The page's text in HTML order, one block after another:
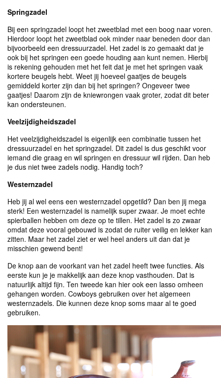
Springzadel
Bij een springzadel loopt het zweetblad met een boog naar voren.
Hierdoor loopt het zweetblad ook minder naar beneden door dan
bijvoorbeeld een dressuurzadel. Het zadel is zo gemaakt dat je
ook bij het springen een goede houding aan kunt nemen. Hierbij
is rekening gehouden met het feit dat je met het springen vaak
kortere beugels hebt. Weet jij hoeveel gaatjes de beugels
gemiddeld korter zijn dan bij het springen? Ongeveer twee
gaatjes! Daarom zijn de kniewrongen vaak groter, zodat dit beter
kan ondersteunen.
Veelzijdigheidszadel
Het veelzijdigheidszadel is eigenlijk een combinatie tussen het
dressuurzadel en het springzadel. Dit zadel is dus geschikt voor
iemand die graag en wil springen en dressuur wil rijden. Dan heb
je dus niet twee zadels nodig. Handig toch?
Westernzadel
Heb jij al wel eens een westernzadel opgetild? Dan ben jij mega
sterk! Een westernzadel is namelijk super zwaar. Je moet echte
spierballen hebben om deze op te tillen. Het zadel is zo zwaar
omdat deze vooral gebouwd is zodat de ruiter veilig en lekker kan
zitten. Maar het zadel ziet er wel heel anders uit dan dat je
misschien gewend bent!
De knop aan de voorkant van het zadel heeft twee functies. Als
eerste kun je je makkelijk aan deze knop vasthouden. Dat is
natuurlijk altijd fijn. Ten tweede kan hier ook een lasso omheen
gehangen worden. Cowboys gebruiken over het algemeen
westernzadels. Die kunnen deze knop soms maar al te goed
gebruiken.